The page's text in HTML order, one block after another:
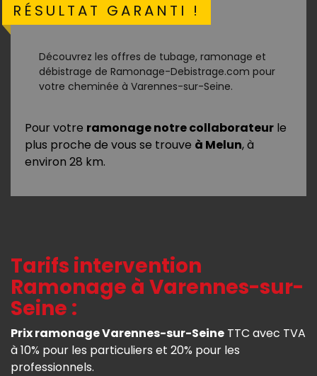
RÉSULTAT GARANTI !
Découvrez les offres de tubage, ramonage et
débistrage de Ramonage-Debistrage.com pour
votre cheminée à Varennes-sur-Seine.
Pour votre ramonage notre collaborateur le
plus proche de vous se trouve à Melun, à
environ 28 km.
Tarifs intervention
Ramonage à Varennes-sur-
Seine :
Prix ramonage Varennes-sur-Seine TTC avec TVA
à 10% pour les particuliers et 20% pour les
professionnels.